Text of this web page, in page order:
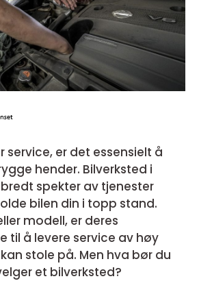
service, er det essensielt å
hender. Bilverksted i
spekter av tjenester
bilen din i topp stand.
modell, er deres
til å levere service av høy
stole på. Men hva bør du
et bilverksted?